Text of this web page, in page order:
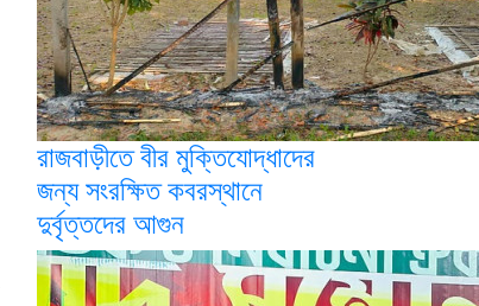
রাজবাড়ীতে বীর মুক্তিযোদ্ধাদের
জন্য সংরক্ষিত কবরস্থানে
দুর্বৃত্তদের আগুন